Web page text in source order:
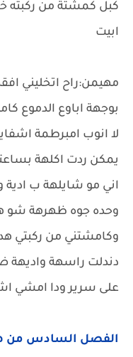
كبل كمشتة من ركبته
ابيت
مهيمن:راح اتخليني
بوجهة اباوع الدموع
لا انوب امبرطمة
يمكن ردت اكلهة
اني مو شايلهة ب
وحده جوه ظهرهة شو
وكامشتني من ركبتي
دندلت راسهة
على سرير ودا امشي
الفصل السادس من